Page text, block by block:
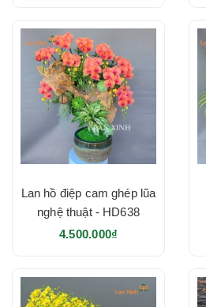
Lan hồ điệp cam ghép lũa
nghệ thuật - HD638
4.500.000₫